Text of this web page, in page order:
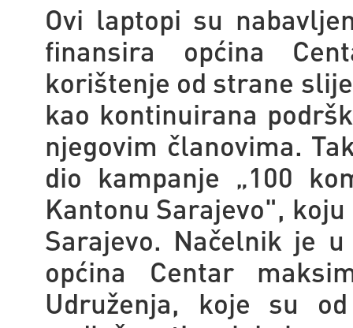
Ovi laptopi su
finansira općina
korištenje od strane
kao kontinuirana
njegovim članovima.
dio kampanje „100
Kantonu Sarajevo",
Sarajevo. Načelnik je
općina Centar
Udruženja, koje su